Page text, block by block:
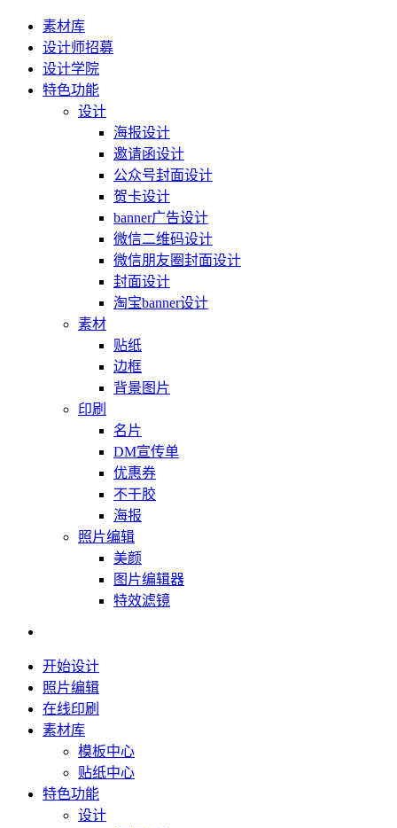
素材库
设计师招募
设计学院
特色功能
设计
海报设计
邀请函设计
公众号封面设计
贺卡设计
banner广告设计
微信二维码设计
微信朋友圈封面设计
封面设计
淘宝banner设计
素材
贴纸
边框
背景图片
印刷
名片
DM宣传单
优惠券
不干胶
海报
照片编辑
美颜
图片编辑器
特效滤镜
开始设计
照片编辑
在线印刷
素材库
模板中心
贴纸中心
特色功能
设计